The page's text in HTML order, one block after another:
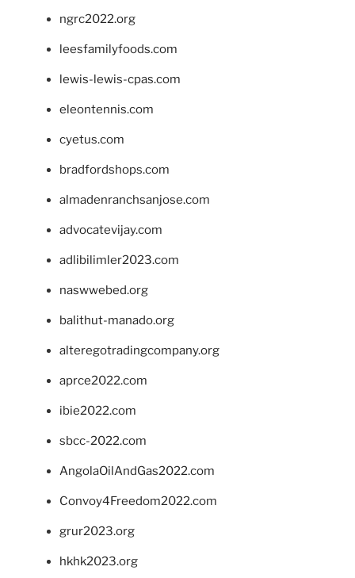
ngrc2022.org
leesfamilyfoods.com
lewis-lewis-cpas.com
eleontennis.com
cyetus.com
bradfordshops.com
almadenranchsanjose.com
advocatevijay.com
adlibilimler2023.com
naswwebed.org
balithut-manado.org
alteregotradingcompany.org
aprce2022.com
ibie2022.com
sbcc-2022.com
AngolaOilAndGas2022.com
Convoy4Freedom2022.com
grur2023.org
hkhk2023.org